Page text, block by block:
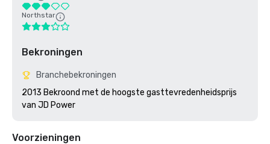
Northstar
Bekroningen
Branchebekroningen
2013 Bekroond met de hoogste gasttevredenheidsprijs
van JD Power
Voorzieningen